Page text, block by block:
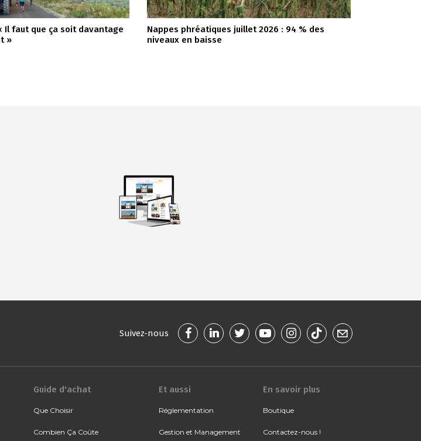
Il faut que ça soit davantage
»
Nappes phréatiques juillet 2026 : 94 % des
niveaux en baisse
Suivez-nous
Guide d'achat
Que Choisir
Combien Ça Coûte
Et aussi
Réglementation
Gestion et Management
En savoir plus
Boutique
Contactez-nous !